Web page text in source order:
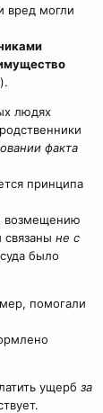
вред могли
людях
факта
принципа
возмещению
не с
было
помогали
ущерб за